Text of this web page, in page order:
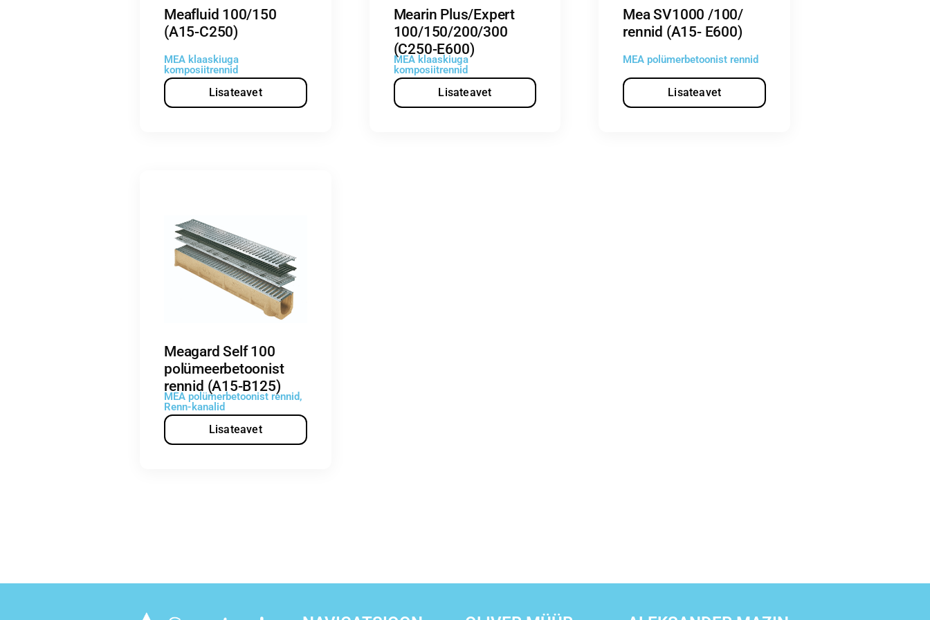
Meafluid 100/150
(A15-C250)
MEA klaaskiuga
komposiitrennid
Lisateavet
Mearin Plus/Expert
100/150/200/300
(C250-E600)
MEA klaaskiuga
komposiitrennid
Lisateavet
Mea SV1000 /100/
rennid (A15- E600)
MEA polümerbetoonist rennid
Lisateavet
Meagard Self 100
polümeerbetoonist
rennid (A15-B125)
MEA polümerbetoonist rennid,
Renn-kanalid
Lisateavet